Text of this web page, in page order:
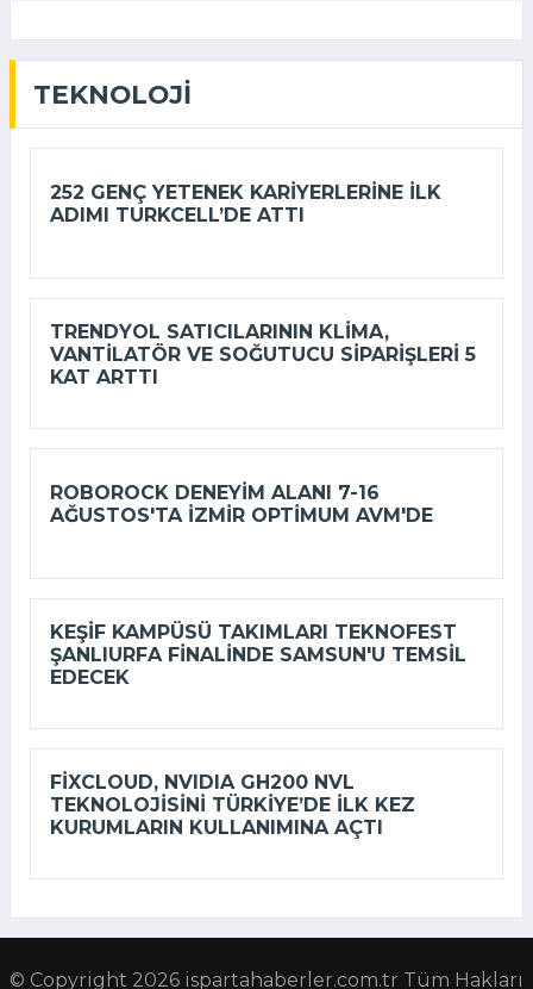
TEKNOLOJI
252 GENÇ YETENEK KARIYERLERINE ILK
ADIMI TURKCELL’DE ATTI
TRENDYOL SATICILARININ KLIMA,
VANTILATÖR ‎VE SOĞUTUCU SIPARIŞLERI 5
KAT ARTTI
ROBOROCK DENEYIM ALANI 7-16
AĞUSTOS'TA İZMIR OPTIMUM AVM'DE
KEŞIF KAMPÜSÜ TAKIMLARI TEKNOFEST
ŞANLIURFA FINALINDE SAMSUN'U TEMSIL
EDECEK
FIXCLOUD, NVIDIA GH200 NVL
TEKNOLOJISINI TÜRKIYE’DE ILK KEZ
KURUMLARIN KULLANIMINA AÇTI
© Copyright 2026 ispartahaberler.com.tr Tüm Hakları